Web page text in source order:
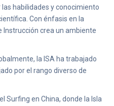
habilidades y conocimiento
Con énfasis en la
Instrucción crea un ambiente
la ISA ha trabajado
por el rango diverso de
Surfing en China, donde la Isla